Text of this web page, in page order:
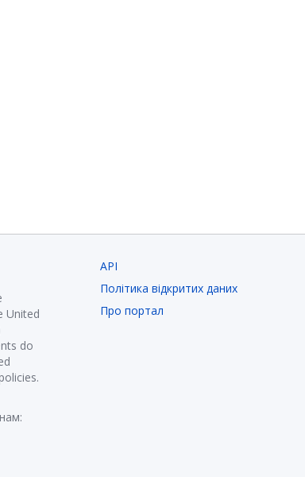
United
do
API
Політика відкритих даних
Про портал